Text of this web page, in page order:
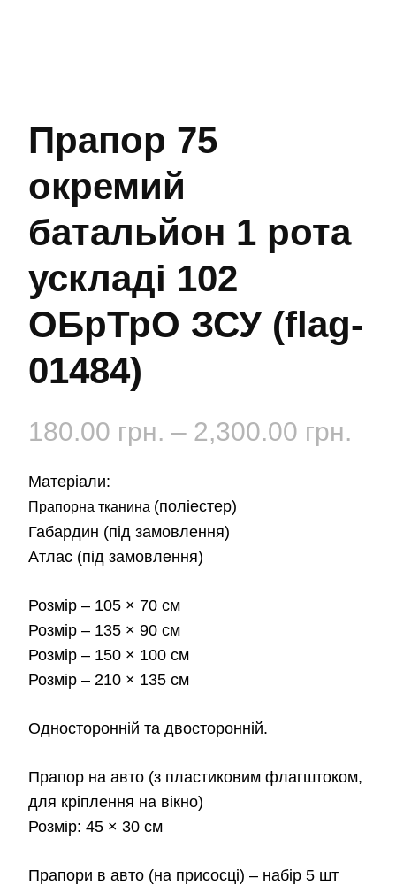
Прапор 75
окремий
батальйон 1 рота
ускладі 102
ОБрТрО ЗСУ (flag-
01484)
180.00 грн. – 2,300.00 грн.
Матеріали:
Прапорна тканина (поліестер)
Габардин (під замовлення)
Атлас (під замовлення)
Розмір – 105 × 70 см
Розмір – 135 × 90 см
Розмір – 150 × 100 см
Розмір – 210 × 135 см
Односторонній та двосторонній.
Прапор на авто (з пластиковим флагштоком,
для кріплення на вікно)
Розмір: 45 × 30 см
Прапори в авто (на присосці) – набір 5 шт